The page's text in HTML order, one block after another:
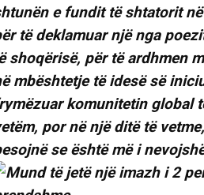
e fundit të shtatorit
të deklamuar një nga
shoqërisë, për të ardhmen
mbështetje të idesë së
komunitetin global
por në një ditë të
se është më i